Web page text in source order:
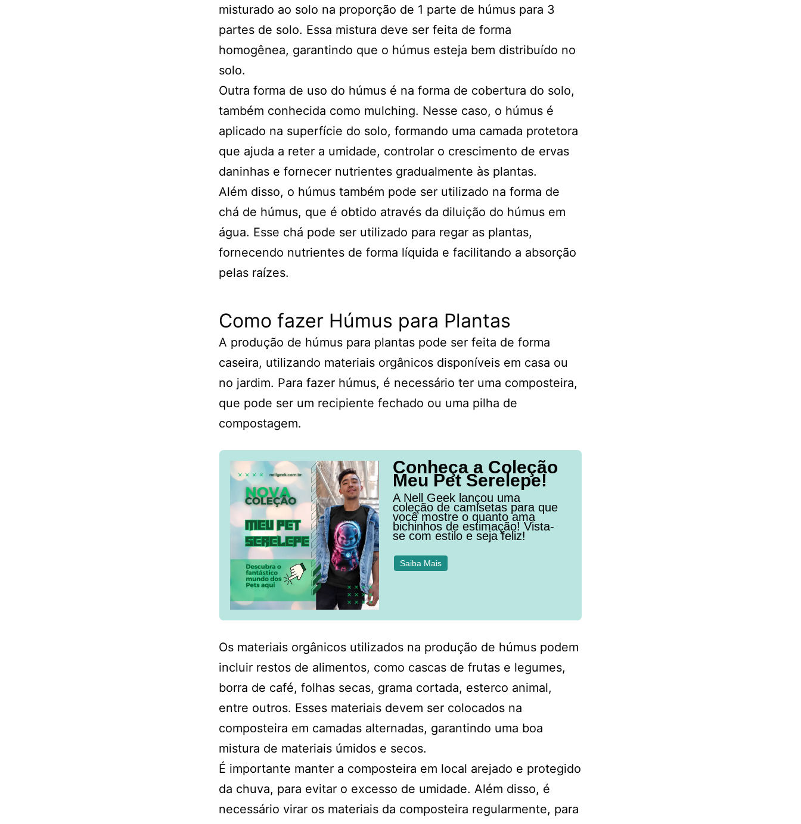
misturado ao solo na proporção de 1 parte de húmus para 3
partes de solo. Essa mistura deve ser feita de forma
homogênea, garantindo que o húmus esteja bem distribuído no
solo.
Outra forma de uso do húmus é na forma de cobertura do solo,
também conhecida como mulching. Nesse caso, o húmus é
aplicado na superfície do solo, formando uma camada protetora
que ajuda a reter a umidade, controlar o crescimento de ervas
daninhas e fornecer nutrientes gradualmente às plantas.
Além disso, o húmus também pode ser utilizado na forma de
chá de húmus, que é obtido através da diluição do húmus em
água. Esse chá pode ser utilizado para regar as plantas,
fornecendo nutrientes de forma líquida e facilitando a absorção
pelas raízes.
Como fazer Húmus para Plantas
A produção de húmus para plantas pode ser feita de forma
caseira, utilizando materiais orgânicos disponíveis em casa ou
no jardim. Para fazer húmus, é necessário ter uma composteira,
que pode ser um recipiente fechado ou uma pilha de
compostagem.
Conheça a Coleção
Meu Pet Serelepe!
A Nell Geek lançou uma
coleção de camisetas para que
você mostre o quanto ama
bichinhos de estimação! Vista-
se com estilo e seja feliz!
Saiba Mais
Os materiais orgânicos utilizados na produção de húmus podem
incluir restos de alimentos, como cascas de frutas e legumes,
borra de café, folhas secas, grama cortada, esterco animal,
entre outros. Esses materiais devem ser colocados na
composteira em camadas alternadas, garantindo uma boa
mistura de materiais úmidos e secos.
É importante manter a composteira em local arejado e protegido
da chuva, para evitar o excesso de umidade. Além disso, é
necessário virar os materiais da composteira regularmente, para